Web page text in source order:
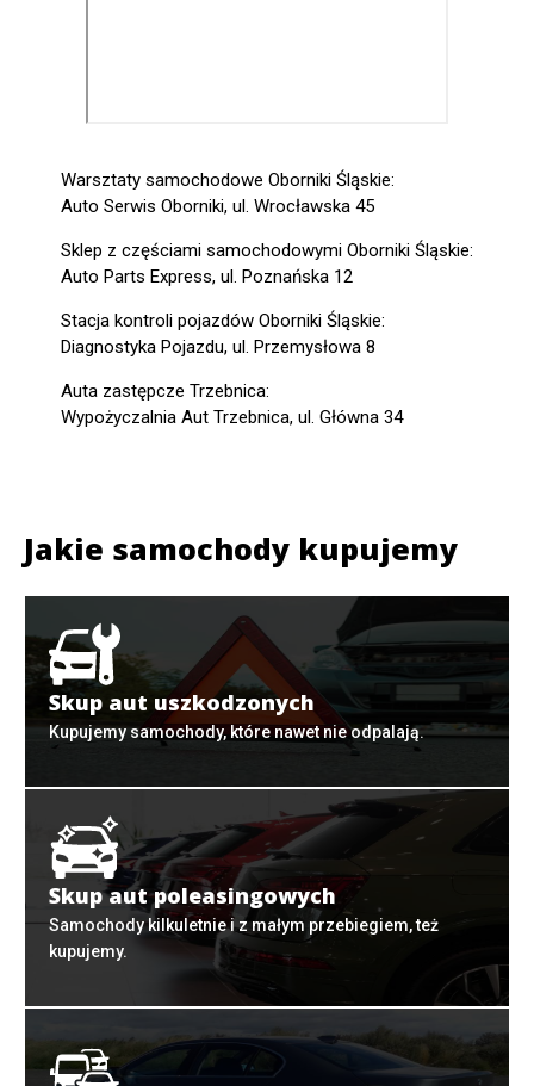
Warsztaty samochodowe Oborniki Śląskie:
Auto Serwis Oborniki, ul. Wrocławska 45
Sklep z częściami samochodowymi Oborniki Śląskie:
Auto Parts Express, ul. Poznańska 12
Stacja kontroli pojazdów Oborniki Śląskie:
Diagnostyka Pojazdu, ul. Przemysłowa 8
Auta zastępcze Trzebnica:
Wypożyczalnia Aut Trzebnica, ul. Główna 34
Jakie samochody kupujemy
Skup aut uszkodzonych
Kupujemy samochody, które nawet nie odpalają.
Skup aut poleasingowych
Samochody kilkuletnie i z małym przebiegiem, też
kupujemy.